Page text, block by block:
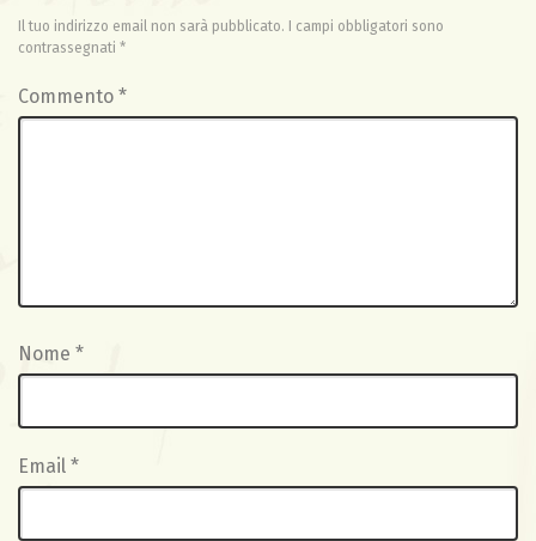
Il tuo indirizzo email non sarà pubblicato.
I campi obbligatori sono
contrassegnati *
Commento *
Nome *
Email *